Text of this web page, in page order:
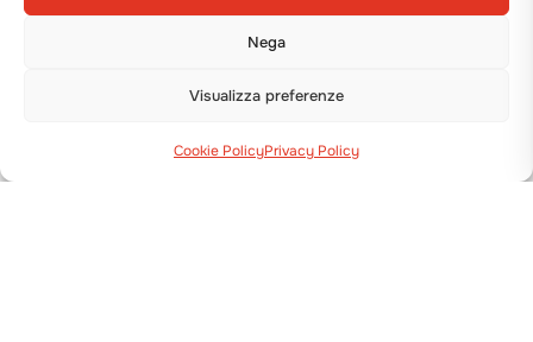
Nega
Visualizza preferenze
Cookie PolicyPrivacy Policy